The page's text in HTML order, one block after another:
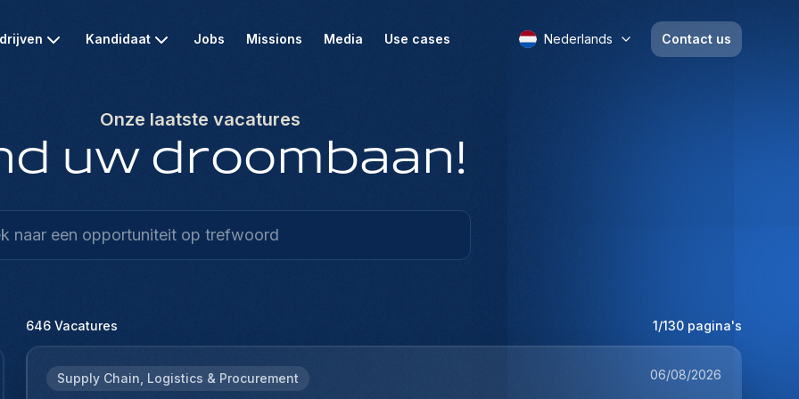
Kandidaat Jobs Missions Media Use cases Nederlands Contact us
Onze laatste vacatures
uw droombaan!
646 Vacatures 1/130 pagina's
Supply Chain, Logistics & Procurement 06/08/2026